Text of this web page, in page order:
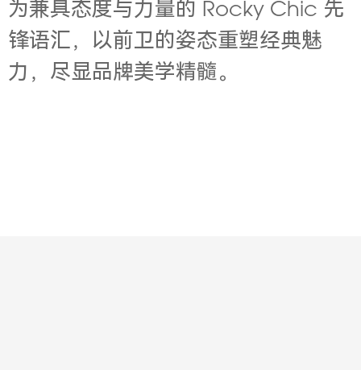
为兼具态度与力量的 Rocky Chic 先
锋语汇，以前卫的姿态重塑经典魅
力，尽显品牌美学精髓。